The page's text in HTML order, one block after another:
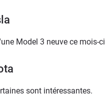
Model 3 neuve ce mois-
sont intéressantes.